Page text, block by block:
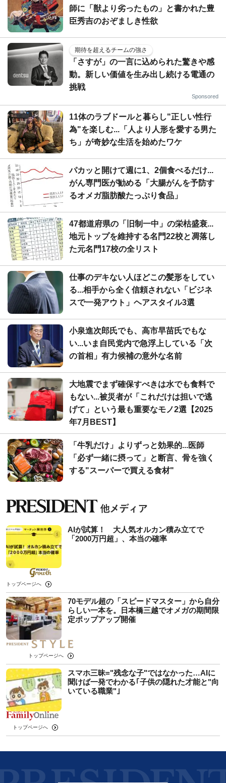
師に「獣より劣ったもの」と書かれた豊
臣秀吉のおぞましき性欲
期待を超えるチームの強さ
「さすが」の一言に込められた驚きや感
動。新しい価値を生み出し続ける電通の
挑戦
Sponsored
11体のラブドールと暮らし"正しい性行
為"を楽しむ...「人より人形を愛する男た
ち」が奇妙な生活を始めたワケ
パカッと開けて週に1、2個食べるだけ...
がん専門医が勧める「大腸がんを予防す
るオメガ脂肪酸たっぷり食品」
47都道府県の「旧制一中」の栄枯盛衰...
地元トップを維持する名門22校と凋落し
た元名門17校の全リスト
仕事のデキない人ほどこの髪形をしてい
る...相手から全く信頼されない「ビジネ
スで一発アウト」ヘアスタイル3選
小泉進次郎氏でも、高市早苗氏でもな
い...いま自民党内で急浮上している「次
の首相」有力候補の意外な名前
大地震でまず確保すべきは水でも食料で
もない...被災者が「これだけは担いで逃
げて」という最も重要なモノ2選【2025
年7月BEST】
「牛乳だけ」よりずっと効果的...医師
「必ず一緒に摂って」と断言、骨を強く
する"スーパーで買える食材"
AIが試算！ 大人気オルカン積み立てで
「2000万円超」、本当の確率
トップページへ
70モデル超の「スピードマスター」から自分
らしい一本を。日本橋三越でオメガの期間限
定ポップアップ開催
トップページへ
スマホ三昧="残念な子"ではなかった…AIに
聞けば一発でわかる｢子供の隠れた才能と"向
いている職業"｣
トップページへ